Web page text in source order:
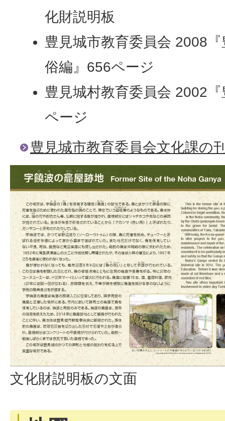
化財説明板
豊見城市教育委員会 2008
俗編』656ページ
豊見城村教育委員会 2002
ページ
豊見城市教育委員会文化課の
文化財説明板の文面